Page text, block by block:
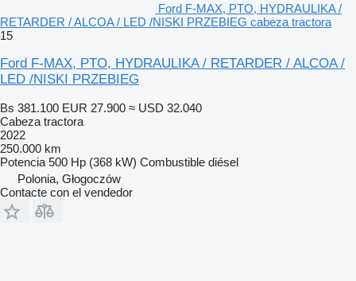
Ford F-MAX, PTO, HYDRAULIKA /
RETARDER / ALCOA / LED /NISKI PRZEBIEG cabeza tractora
15
Ford F-MAX, PTO, HYDRAULIKA / RETARDER / ALCOA /
LED /NISKI PRZEBIEG
Bs 381.100 EUR 27.900 ≈ USD 32.040
Cabeza tractora
2022
250.000 km
Potencia 500 Hp (368 kW) Combustible diésel
Polonia, Głogoczów
Contacte con el vendedor